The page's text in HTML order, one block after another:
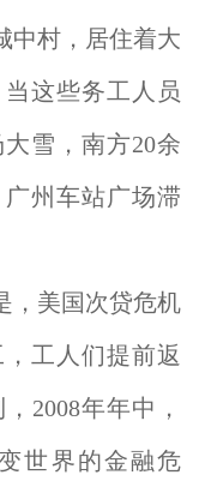
中村，居住着大
这些务工人员
雪，南方20余
州车站广场滞
，美国次贷危机
工人们提前返
2008年年中，
世界的金融危